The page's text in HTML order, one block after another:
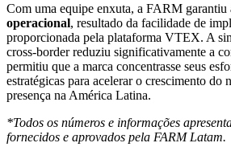
Com uma equipe enxuta, a FARM garantiu
operacional, resultado da facilidade de
proporcionada pela plataforma VTEX. A
cross-border reduziu significativamente a
permitiu que a marca concentrasse seus
estratégicas para acelerar o crescimento do
presença na América Latina.
*Todos os números e informações
fornecidos e aprovados pela FARM Latam.